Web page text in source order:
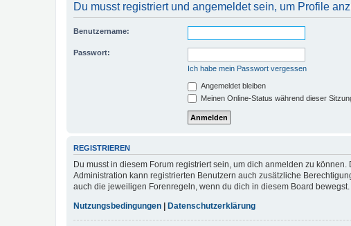
Du musst registriert und angemeldet sein, um Profile
Benutzername:
Passwort:
Ich habe mein Passwort vergessen
Angemeldet bleiben
Meinen Online-Status während dieser
REGISTRIEREN
Du musst in diesem Forum registriert sein, um dich anmelden zu
Administration kann registrierten Benutzern auch zusätzliche
auch die jeweiligen Forenregeln, wenn du dich in diesem Board bewegst.
Nutzungsbedingungen | Datenschutzerklärung